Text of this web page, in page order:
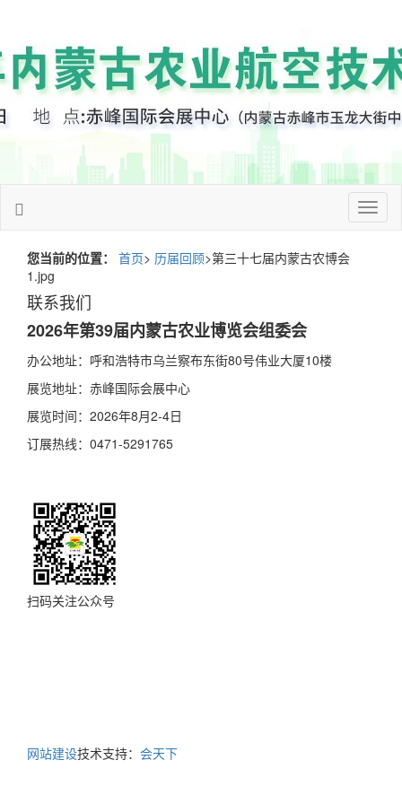
您当前的位置： 首页> 历届回顾>第三十七届内蒙古农博会
1.jpg
联系我们
2026年第39届内蒙古农业博览会组委会
办公地址：呼和浩特市乌兰察布东街80号伟业大厦10楼
展览地址：赤峰国际会展中心
展览时间：2026年8月2-4日
订展热线：0471-5291765
扫码关注公众号
网站建设技术支持： 会天下